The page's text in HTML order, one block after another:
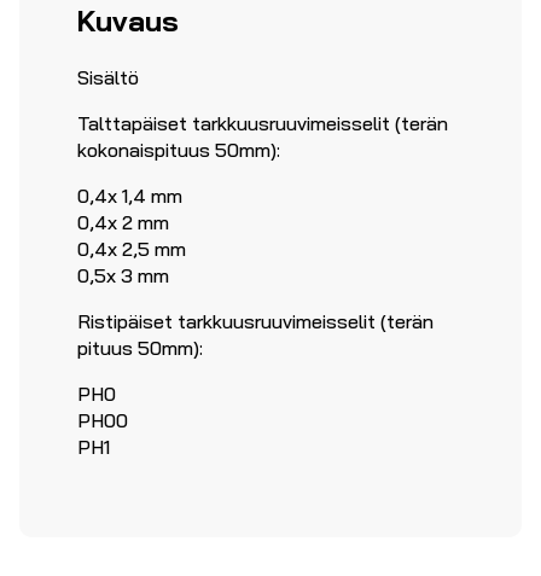
Kuvaus
Sisältö
Talttapäiset tarkkuusruuvimeisselit (terän
kokonaispituus 50mm):
0,4x 1,4 mm
0,4x 2 mm
0,4x 2,5 mm
0,5x 3 mm
Ristipäiset tarkkuusruuvimeisselit (terän
pituus 50mm):
PH0
PH00
PH1